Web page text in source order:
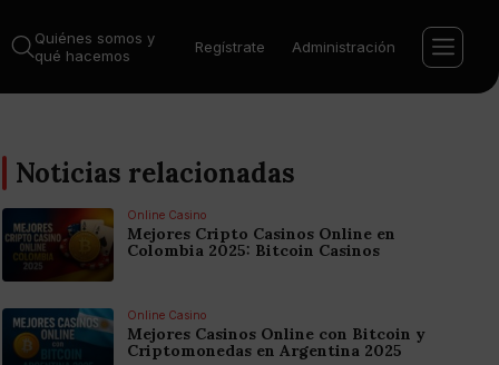
Quiénes somos y
qué hacemos
Regístrate Administración
Noticias relacionadas
Online Casino
Mejores Cripto Casinos Online en
Colombia 2025: Bitcoin Casinos
Online Casino
Mejores Casinos Online con Bitcoin y
Criptomonedas en Argentina 2025